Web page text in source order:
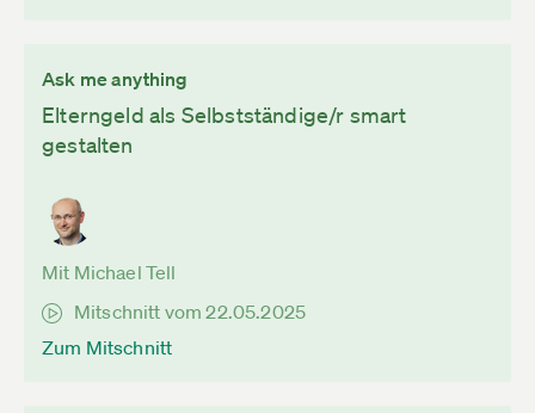
Ask me anything
Elterngeld als Selbstständige/r smart
gestalten
Mit Michael Tell
Mitschnitt vom 22.05.2025
Zum Mitschnitt